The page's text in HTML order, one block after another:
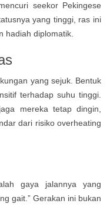
seekor Pekingese
yang tinggi, ras ini
hadiah diplomatik.
yang sejuk. Bentuk
terhadap suhu tinggi.
mereka tetap dingin,
dari risiko overheating
gaya jalannya yang
gait.” Gerakan ini bukan